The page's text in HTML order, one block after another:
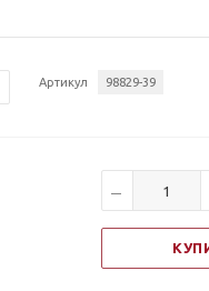
Артикул 98829-39